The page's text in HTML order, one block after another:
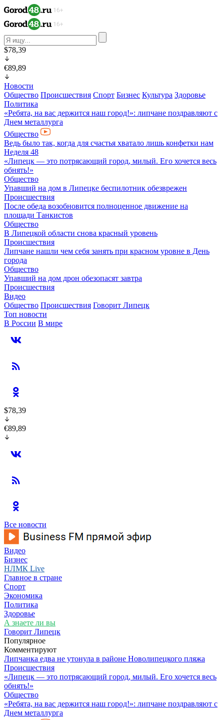
$78,39
€89,89
Новости
Общество Происшествия Спорт Бизнес Культура Здоровье
Политика
«Ребята, на вас держится наш город!»: липчане поздравляют с
Днем металлурга
Общество
Ведь было так, когда для счастья хватало лишь конфетки нам
Неделя 48
«Липецк — это потрясающий город, милый. Его хочется весь
обнять!»
Общество
Упавший на дом в Липецке беспилотник обезврежен
Происшествия
После обеда возобновится полноценное движение на
площади Танкистов
Общество
В Липецкой области снова красный уровень
Происшествия
Липчане нашли чем себя занять при красном уровне в День
города
Общество
Упавший на дом дрон обезопасят завтра
Происшествия
Видео
Общество Происшествия Говорит Липецк
Топ новости
В России В мире
$78,39
€89,89
Все новости
Видео
Бизнес
НЛМК Live
Главное в стране
Спорт
Экономика
Политика
Здоровье
А знаете ли вы
Говорит Липецк
Популярное
Комментируют
Липчанка едва не утонула в районе Новолипецкого пляжа
Происшествия
«Липецк — это потрясающий город, милый. Его хочется весь
обнять!»
Общество
«Ребята, на вас держится наш город!»: липчане поздравляют с
Днем металлурга